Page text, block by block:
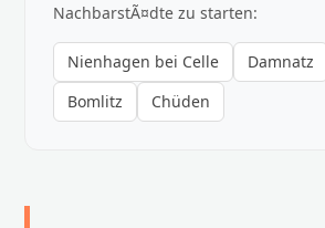
NachbarstÃ¤dte zu starten:
Nienhagen bei Celle Damnatz
Bomlitz
Chüden